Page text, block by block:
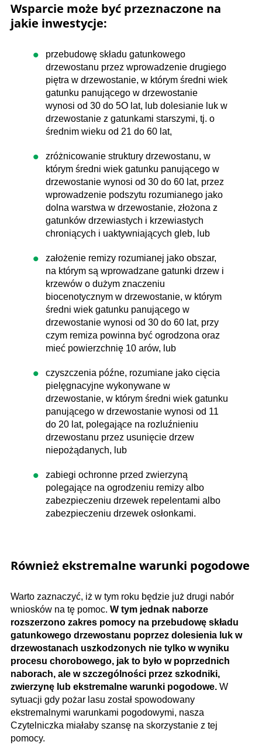
Wsparcie może być przeznaczone na
jakie inwestycje:
przebudowę składu gatunkowego
drzewostanu przez wprowadzenie drugiego
piętra w drzewostanie, w którym średni wiek
gatunku panującego w drzewostanie
wynosi od 30 do 5O lat, lub dolesianie luk w
drzewostanie z gatunkami starszymi, tj. o
średnim wieku od 21 do 60 lat,
zróżnicowanie struktury drzewostanu, w
którym średni wiek gatunku panującego w
drzewostanie wynosi od 30 do 60 lat, przez
wprowadzenie podszytu rozumianego jako
dolna warstwa w drzewostanie, złożona z
gatunków drzewiastych i krzewiastych
chroniących i uaktywniających gleb, lub
założenie remizy rozumianej jako obszar,
na którym są wprowadzane gatunki drzew i
krzewów o dużym znaczeniu
biocenotycznym w drzewostanie, w którym
średni wiek gatunku panującego w
drzewostanie wynosi od 30 do 60 lat, przy
czym remiza powinna być ogrodzona oraz
mieć powierzchnię 10 arów, lub
czyszczenia późne, rozumiane jako cięcia
pielęgnacyjne wykonywane w
drzewostanie, w którym średni wiek gatunku
panującego w drzewostanie wynosi od 11
do 20 lat, polegające na rozluźnieniu
drzewostanu przez usunięcie drzew
niepożądanych, lub
zabiegi ochronne przed zwierzyną
polegające na ogrodzeniu remizy albo
zabezpieczeniu drzewek repelentami albo
zabezpieczeniu drzewek osłonkami.
Również ekstremalne warunki pogodowe
Warto zaznaczyć, iż w tym roku będzie już drugi nabór
wniosków na tę pomoc. W tym jednak naborze
rozszerzono zakres pomocy na przebudowę składu
gatunkowego drzewostanu poprzez dolesienia luk w
drzewostanach uszkodzonych nie tylko w wyniku
procesu chorobowego, jak to było w poprzednich
naborach, ale w szczególności przez szkodniki,
zwierzynę lub ekstremalne warunki pogodowe. W
sytuacji gdy pożar lasu został spowodowany
ekstremalnymi warunkami pogodowymi, nasza
Czytelniczka miałaby szansę na skorzystanie z tej
pomocy.